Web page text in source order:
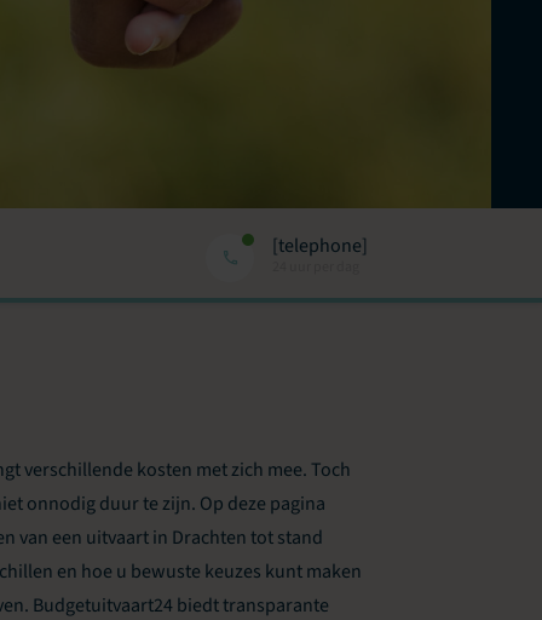
[telephone]
verschillende kosten met zich mee. Toch
onnodig duur te zijn. Op deze pagina
van een uitvaart in Drachten tot stand
en hoe u bewuste keuzes kunt maken
Budgetuitvaart24 biedt transparante